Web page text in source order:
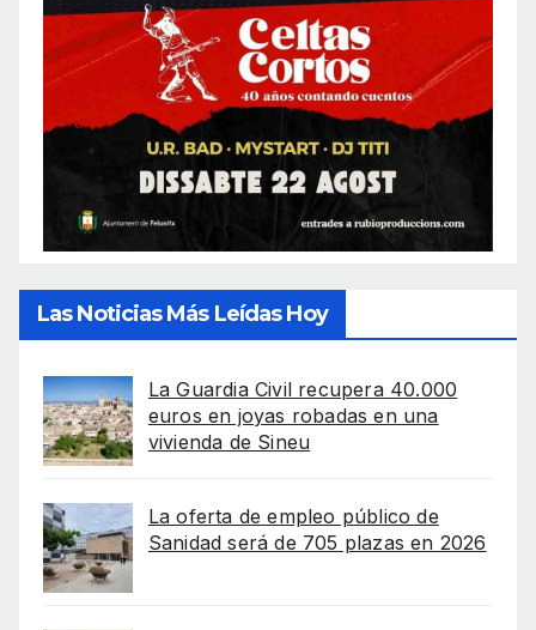
Las Noticias Más Leídas Hoy
La Guardia Civil recupera 40.000
euros en joyas robadas en una
vivienda de Sineu
La oferta de empleo público de
Sanidad será de 705 plazas en 2026